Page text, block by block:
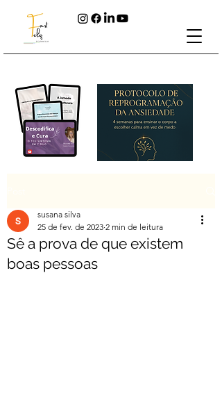
Sê a prova de que existem
boas pessoas
susana silva
25 de fev. de 2023 2 min de leitura